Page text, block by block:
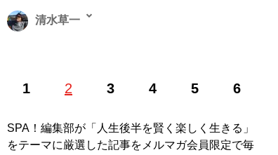
1 2 3 4 5 6
清水草一
ター。『
そのフェラーリください!!
』をはじめとするお
路の謎 』などの著作で道路交通ジャーナリストとしても
活動中
SPA！編集部が「人生後半を賢く楽しく生きる」
をテーマに厳選した記事をメルマガ会員限定で毎